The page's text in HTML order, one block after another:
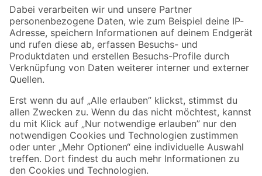
Zahlungsarten Versandarten
Sicher einkaufen
Jetzt die toom-App herunterladen